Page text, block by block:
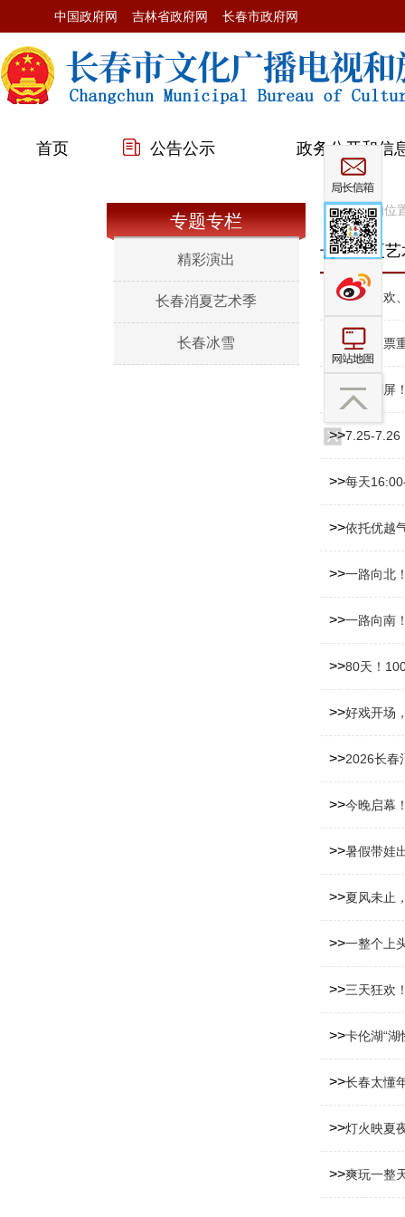
中国政府网 吉林省政府网 长春市政府网
首页 公告公示 政务公开和信
专题专栏
精彩演出
长春消夏艺术季
长春冰雪
您当前的位
长春消夏艺
>>泼水狂欢
>>超值联票
>>狂欢刷屏
>>7.25-7.26
>>每天
>>依托优越
>>一路向北
>>一路向南
>>80天！
>>好戏开场
>>2026长春
>>今晚启幕
>>暑假带娃
>>夏风未止
>>一整个上
>>三天狂欢
>>卡伦湖“
>>长春太懂
>>灯火映夏
>>爽玩一整